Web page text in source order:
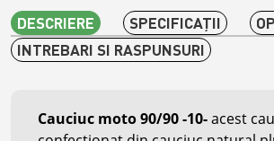
DESCRIERE SPECIFICAŢII
INTREBARI SI RASPUNSURI
Cauciuc moto 90/90 -10-acest